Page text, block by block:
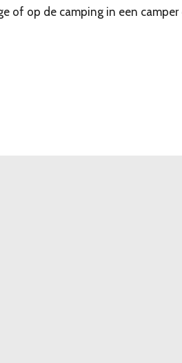
of op de camping in een camper